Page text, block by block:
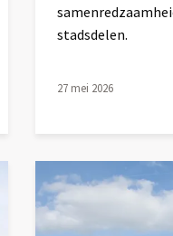
stadsdelen.
27 mei 2026
meer
over